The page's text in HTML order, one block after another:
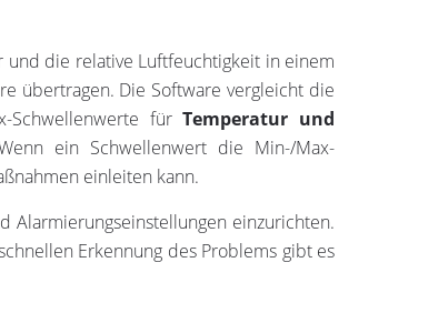
die relative Luftfeuchtigkeit in einem
übertragen. Die Software vergleicht die
Schwellenwerte fürTemperatur und
ein Schwellenwert die Min-/Max-
einleiten kann.
Alarmierungseinstellungen einzurichten.
Erkennung des Problems gibt es